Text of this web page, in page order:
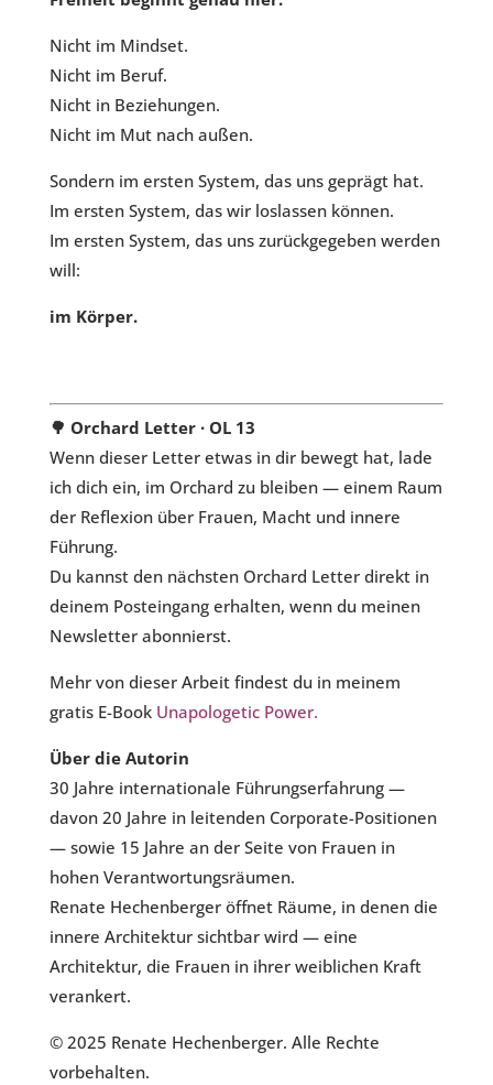
Nicht im Mindset.
Nicht im Beruf.
Nicht in Beziehungen.
Nicht im Mut nach außen.
Sondern im ersten System, das uns geprägt hat.
Im ersten System, das wir loslassen können.
Im ersten System, das uns zurückgegeben werden
will:
im Körper.
🌳 Orchard Letter · OL 13
Wenn dieser Letter etwas in dir bewegt hat, lade
ich dich ein, im Orchard zu bleiben — einem Raum
der Reflexion über Frauen, Macht und innere
Führung.
Du kannst den nächsten Orchard Letter direkt in
deinem Posteingang erhalten, wenn du meinen
Newsletter abonnierst.
Mehr von dieser Arbeit findest du in meinem
gratis E-Book Unapologetic Power.
Über die Autorin
30 Jahre internationale Führungserfahrung —
davon 20 Jahre in leitenden Corporate-Positionen
— sowie 15 Jahre an der Seite von Frauen in
hohen Verantwortungsräumen.
Renate Hechenberger öffnet Räume, in denen die
innere Architektur sichtbar wird — eine
Architektur, die Frauen in ihrer weiblichen Kraft
verankert.
© 2025 Renate Hechenberger. Alle Rechte
vorbehalten.